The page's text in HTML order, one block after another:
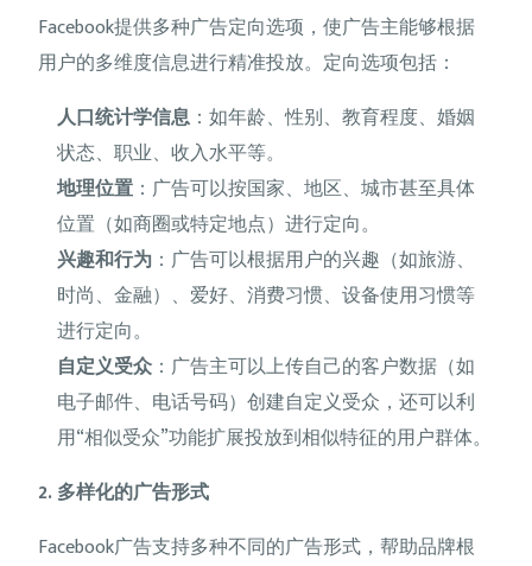
Facebook提供多种广告定向选项，使广告主能够根据
用户的多维度信息进行精准投放。定向选项包括：
人口统计学信息 ：如年龄、性别、教育程度、婚姻
状态、职业、收入水平等。
地理位置 ：广告可以按国家、地区、城市甚至具体
位置（如商圈或特定地点）进行定向。
兴趣和行为 ：广告可以根据用户的兴趣（如旅游、
时尚、金融）、爱好、消费习惯、设备使用习惯等
进行定向。
自定义受众 ：广告主可以上传自己的客户数据（如
电子邮件、电话号码）创建自定义受众，还可以利
用“相似受众”功能扩展投放到相似特征的用户群体。
2. 多样化的广告形式
Facebook广告支持多种不同的广告形式，帮助品牌根